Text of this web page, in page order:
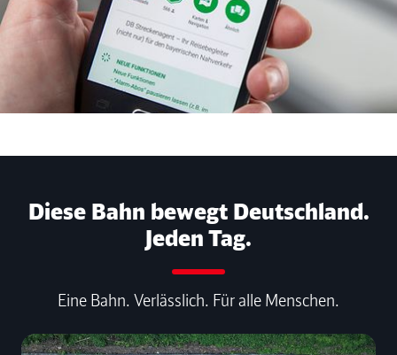
Diese Bahn bewegt Deutschland.
Jeden Tag.
Eine Bahn. Verlässlich. Für alle Menschen.